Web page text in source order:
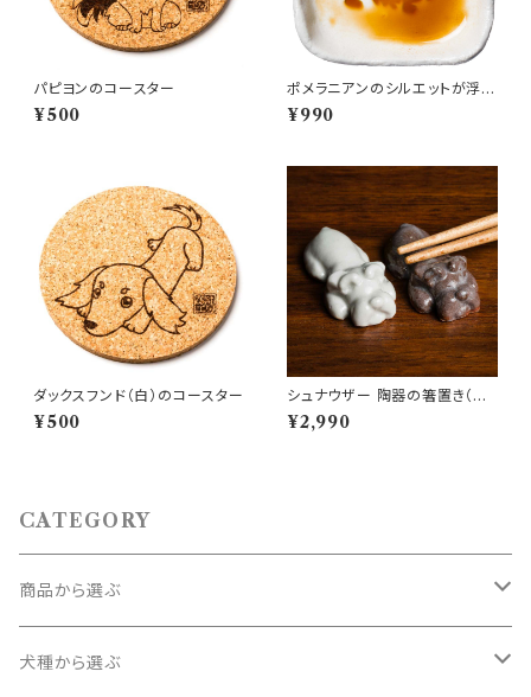
パピヨンのコースター
¥500
ポメラニアンのシルエットが浮か
ぶお醤油小皿（四角）
¥990
ダックスフンド（白）のコースター
¥500
シュナウザー 陶器の箸置き（ペ
ア）
¥2,990
CATEGORY
商品から選ぶ
コースター
犬種から選ぶ